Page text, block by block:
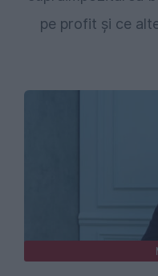
pe profit și ce